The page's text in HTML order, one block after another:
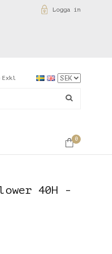
Logga in
Exkl
0
40H -